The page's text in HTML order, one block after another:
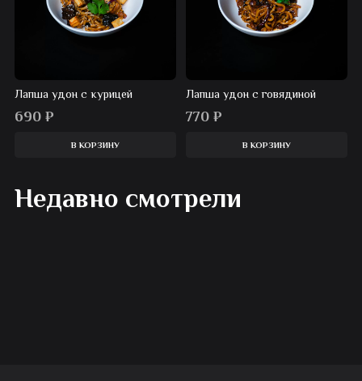
Лапша удон с курицей
690 ₽
В КОРЗИНУ
Лапша удон с говядиной
770₽
В КОРЗИНУ
Недавно смотрели